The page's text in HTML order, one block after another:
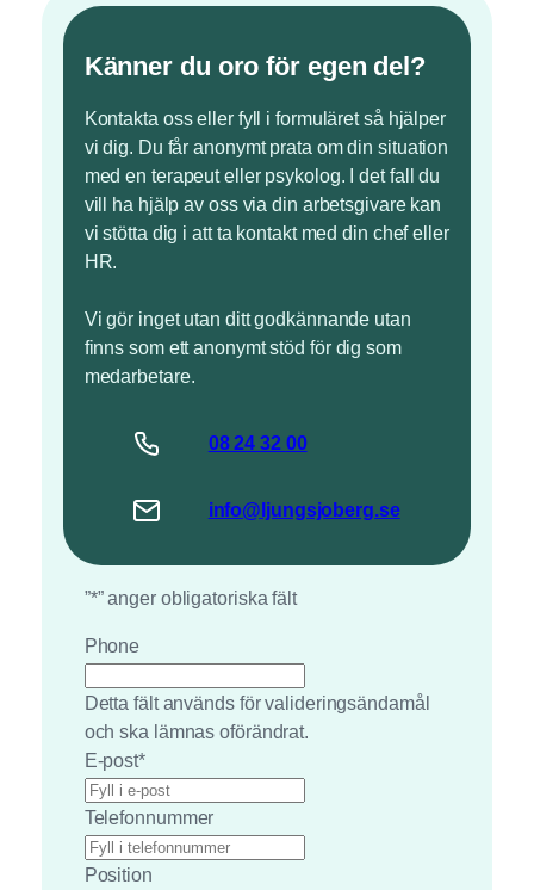
Känner du oro för egen del?
Kontakta oss eller fyll i formuläret så hjälper
vi dig. Du får anonymt prata om din situation
med en terapeut eller psykolog. I det fall du
vill ha hjälp av oss via din arbetsgivare kan
vi stötta dig i att ta kontakt med din chef eller
HR.
Vi gör inget utan ditt godkännande utan
finns som ett anonymt stöd för dig som
medarbetare.
08 2432 00
info@ ljungsjoberg.se
”*” anger obligatoriska fält
Phone
Detta fält används för valideringsändamål
och ska lämnas oförändrat.
E-post*
Telefonnummer
Position